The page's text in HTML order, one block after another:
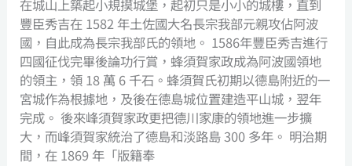
在城山上築起小規摸城堡，起初只是小小的城樓，直到
豐臣秀吉在 1582 年土佐國大名長宗我部元親攻佔阿波
國，自此成為長宗我部氏的領地。 1586年豐臣秀吉進行
四國征伐完畢後論功行賞，蜂須賀家政成為阿波國領地
的領主，領 18 萬 6 千石。蜂須賀氏初期以德島附近的一
宮城作為根據地，及後在德島城位置建造平山城，翌年
完成。 後來峰須賀家政更把德川家康的領地進一步擴
大，而峰須賀家統治了德島和淡路島 300 多年。 明治期
間，在 1869 年「版籍奉